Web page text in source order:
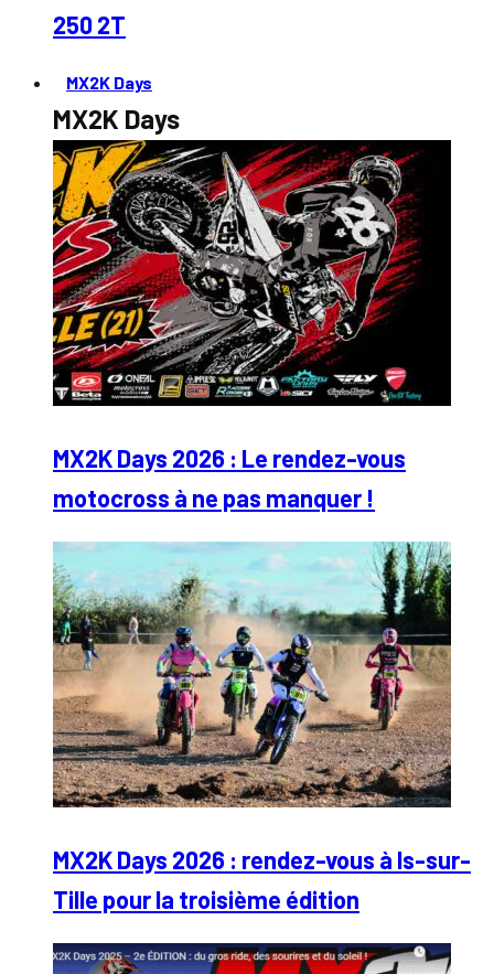
250 2T
MX2K Days
MX2K Days
MX2K Days 2026 : Le rendez-vous
motocross à ne pas manquer !
MX2K Days 2026 : rendez-vous à Is-sur-
Tille pour la troisième édition